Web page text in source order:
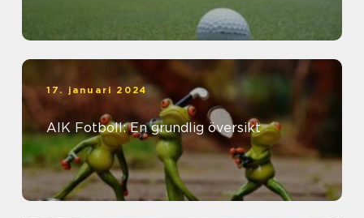
17. januari 2024
AIK Fotboll: En grundlig översikt